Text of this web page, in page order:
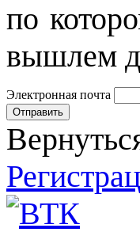
по
вышлем
Электронная почта